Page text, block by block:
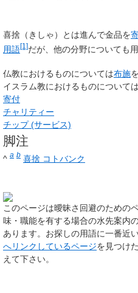
喜捨 （きしゃ）とは進んで金品を
用語[1]だが、他の分野についても
仏教におけるものについては布施
イスラム教におけるものについては
寄付
チャリティー
チップ (サービス)
脚注
^ a b 喜捨 コトバンク
このページは曖昧さ回避のための
味・職能を有する場合の水先案内
あります。お探しの用語に一番近
へリンクしているページを見つけ
えて下さい。